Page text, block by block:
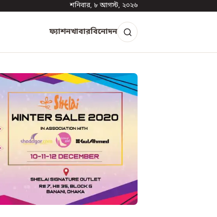
শনিবার, ৮ আগস্ট, ২০২৬
ফ্যাশনখাবারবিনোদন